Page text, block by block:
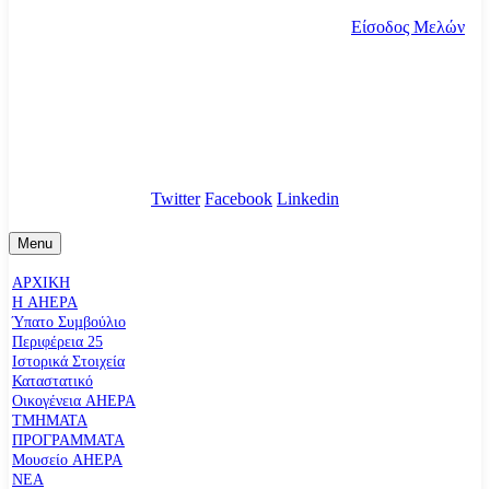
Είσοδος Μελών
Twitter Facebook Linkedin
Menu
ΑΡΧΙΚΗ
Η AHEPA
Ύπατο Συµβούλιο
Περιφέρεια 25
Ιστορικά Στοιχεία
Καταστατικό
Οικογένεια AHEPA
ΤΜΗΜΑΤΑ
ΠΡΟΓΡΑΜΜΑΤΑ
Μουσείο AHEPA
ΝΕΑ